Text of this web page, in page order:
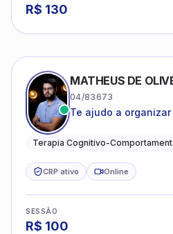
R$ 130
MATHEUS DE
04/83673
Te ajudo a
clareza e sentido,
Terapia Cognitivo-
CRP ativo Online
SESSÃO
R$ 100